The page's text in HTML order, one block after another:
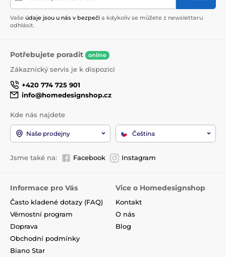
Vaše údaje jsou u nás v bezpečí a kdykoliv se můžete z newsletteru
odhlásit.
Potřebujete poradit online
Zákaznický servis je k dispozici
+420 774 725 901
info@homedesignshop.cz
Kde nás najdete
Naše prodejny Čeština
Jsme také na: Facebook Instagram
Informace pro Vás
Často kladené dotazy (FAQ)
Věrnostní program
Doprava
Obchodní podmínky
Biano Star
Vice o Homedesignshop
Kontakt
O nás
Blog